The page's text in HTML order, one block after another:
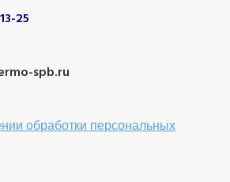
25
spb.ru
обработки персональных